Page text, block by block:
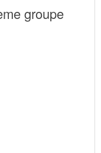
groupe